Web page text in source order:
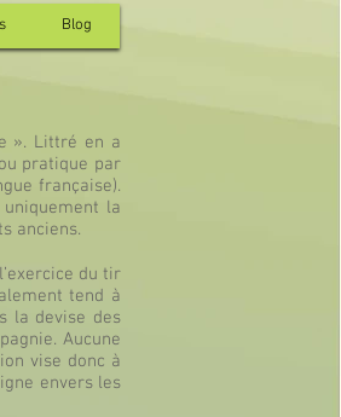
Blog
». Littré en a
pratique par
française).
la
anciens.
du tir
tend à
la devise des
Aucune
vise donc à
envers les